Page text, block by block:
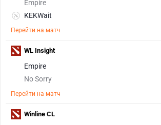
Empire
KEKWait
Перейти на матч
Empire
No Sorry
Перейти на матч
WL Insight
Winline CL